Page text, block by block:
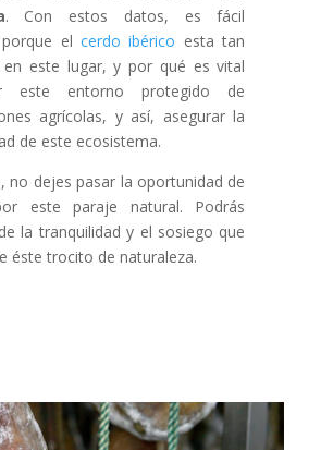
. Con estos datos, es fácil
el cerdo ibérico esta tan
en este lugar, y por qué es vital
este entorno protegido de
agrícolas, y así, asegurar la
de este ecosistema.
no dejes pasar la oportunidad de
este paraje natural. Podrás
la tranquilidad y el sosiego que
éste trocito de naturaleza.